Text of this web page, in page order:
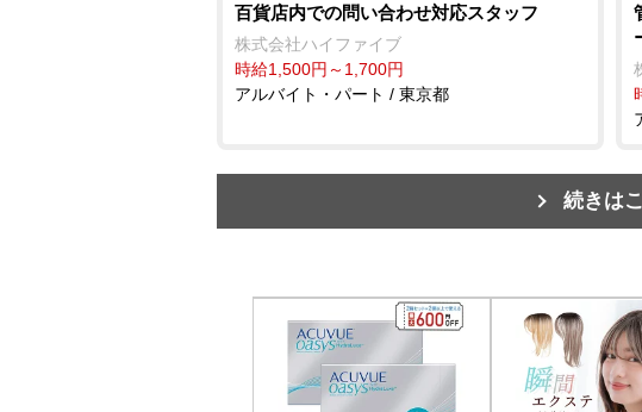
百貨店内での問い合わせ対応スタッフ
株式会社ハイファイブ
時給1,500円～1,700円
アルバイト・パート / 東京都
続きは